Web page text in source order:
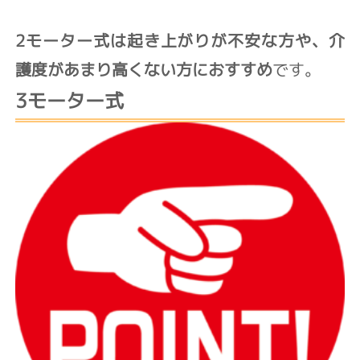
2モーター式は起き上がりが不安な方や、介
護度があまり高くない方におすすめです。
3モーター式